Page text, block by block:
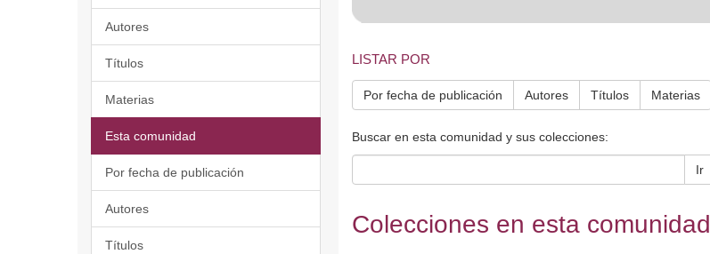
Autores
Títulos
Materias
Esta comunidad
Por fecha de publicación
Autores
Títulos
LISTAR POR
Por fecha de publicación Autores Títulos Materias
Buscar en esta comunidad y sus colecciones:
Ir
Colecciones en esta comunidad